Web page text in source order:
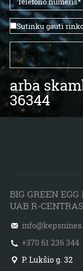
Sutinku gauti
arba
36344
BIG GREEN
UAB R-CENTRAS
+370 61 236 344
P. Lukšio g. 32